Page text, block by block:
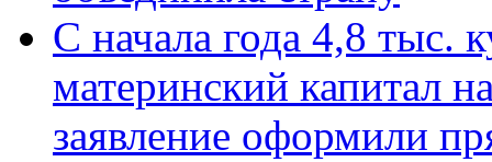
С начала года 4,8 тыс.
материнский капитал
заявление оформили